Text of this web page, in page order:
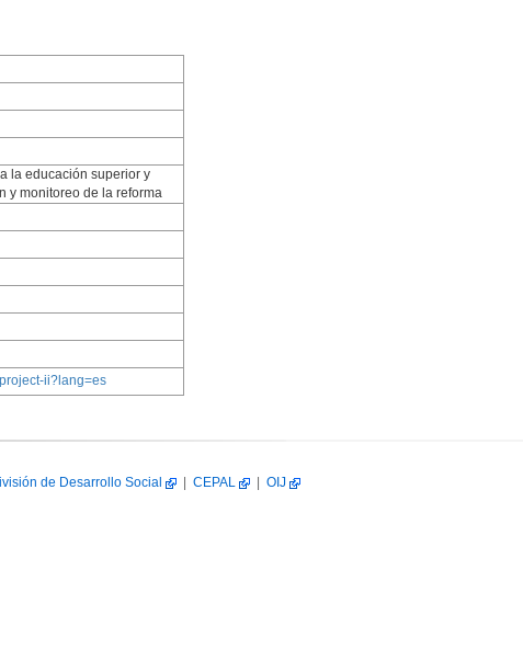
la educación superior y
y monitoreo de la reforma
ii?lang=es
de Desarrollo Social CEPAL OIJ